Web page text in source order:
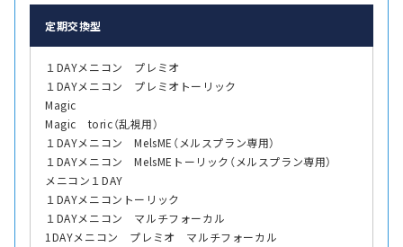
定期交換型
１DAYメニコン プレミオ
１DAYメニコン プレミオトーリック
Magic
Magic toric（乱視用）
１DAYメニコン MelsME（メルスプラン専用）
１DAYメニコン MelsMEトーリック（メルスプラン専用）
メニコン１DAY
１DAYメニコントーリック
１DAYメニコン マルチフォーカル
1DAYメニコン プレミオ マルチフォーカル